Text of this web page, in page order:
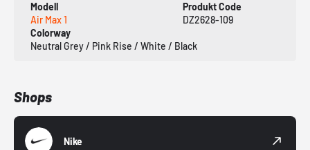
Modell
Air Max 1
Produkt Code
DZ2628-109
Colorway
Neutral Grey / Pink Rise / White / Black
Shops
Nike